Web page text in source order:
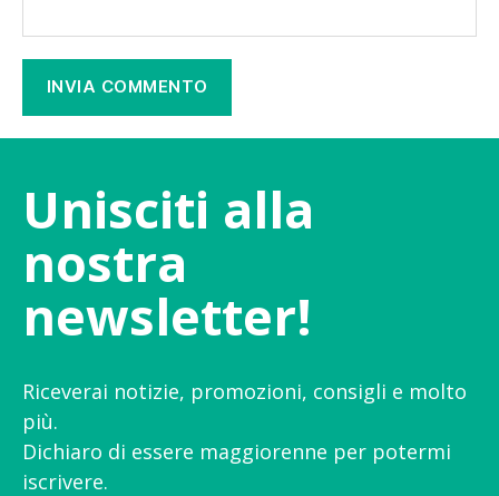
Unisciti alla
nostra
newsletter!
Riceverai notizie, promozioni, consigli e molto
più.
Dichiaro di essere maggiorenne per potermi
iscrivere.